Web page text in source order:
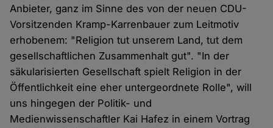
Anbieter, ganz im Sinne des von der neuen CDU-
Vorsitzenden Kramp-Karrenbauer zum Leitmotiv
erhobenem: "Religion tut unserem Land, tut dem
gesellschaftlichen Zusammenhalt gut". "In der
säkularisierten Gesellschaft spielt Religion in der
Öffentlichkeit eine eher untergeordnete Rolle", will
uns hingegen der Politik- und
Medienwissenschaftler Kai Hafez in einem Vortrag